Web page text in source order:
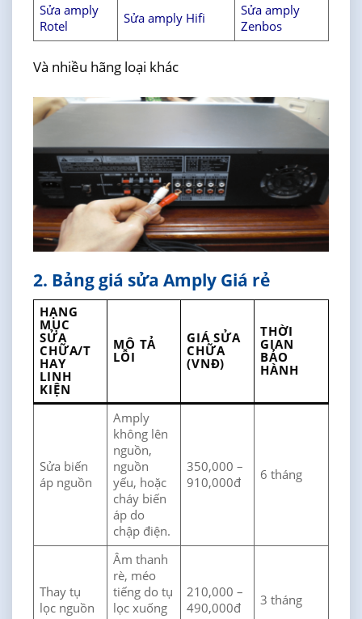
Sửa amply
Rotel
Sửa amply Hifi
Sửa amply
Zenbos
Và nhiều hãng loại khác
2. Bảng giá sửa Amply Giá rẻ
HẠNG
MỤC
SỬA
CHỮA/T
HAY
LINH
KIỆN
MÔ TẢ
LỖI
GIÁ SỬA
CHỮA
(VNĐ)
THỜI
GIAN
BẢO
HÀNH
Sửa biến
áp nguồn
Amply
không lên
nguồn,
nguồn
yếu, hoặc
cháy biến
áp do
chập điện.
350,000 –
910,000đ
6 tháng
Thay tụ
lọc nguồn
Âm thanh
rè, méo
tiếng do tụ
lọc xuống
210,000 –
490,000đ
3 tháng